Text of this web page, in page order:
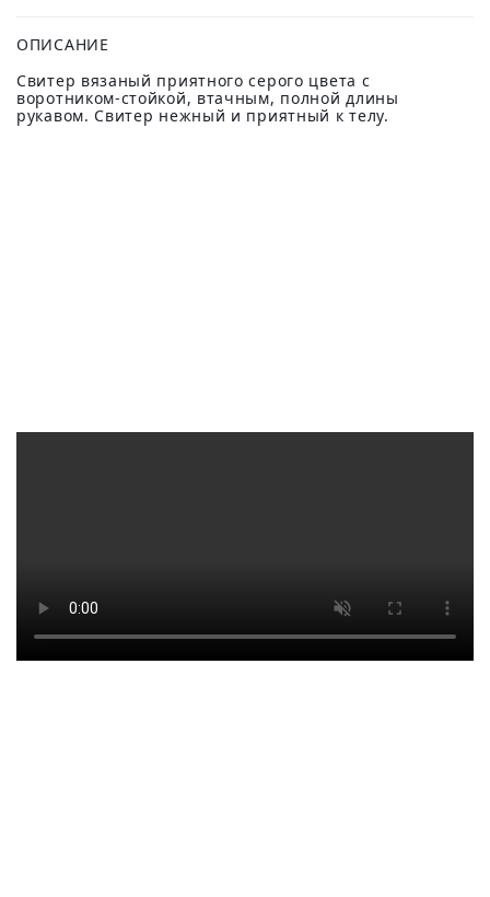
ОПИСАНИЕ
Свитер вязаный приятного серого цвета с
воротником-стойкой, втачным, полной длины
рукавом. Свитер нежный и приятный к телу.